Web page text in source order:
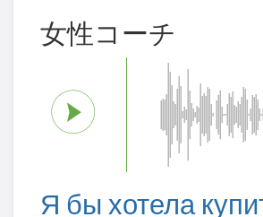
女性コーチ
Я бы хотела